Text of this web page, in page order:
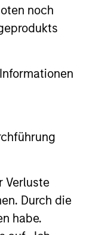
noch
Verluste
Durch die
habe.